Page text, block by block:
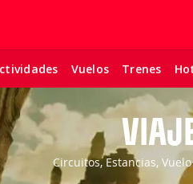
Vuelos Trenes
Circuitos, Estancias,